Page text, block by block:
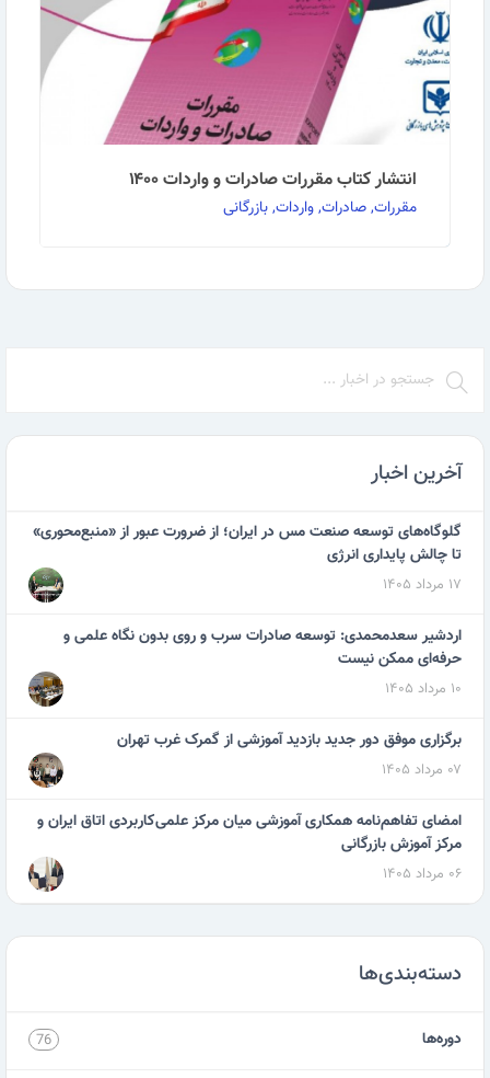
انتشار کتاب مقررات صادرات و واردات ۱۴۰۰
مقررات, صادرات, واردات, بازرگانی
کتاب مقررات صادرات و واردات سال ۱۴۰۰ منتشر شد.
آخرین اخبار
گلوگاه‌های توسعه صنعت مس در ایران؛ از ضرورت عبور از «منبع‌محوری»
تا چالش پایداری انرژی
۱۷ مرداد ۱۴۰۵
اردشیر سعدمحمدی: توسعه صادرات سرب و روی بدون نگاه علمی و
حرفه‌ای ممکن نیست
۱۰ مرداد ۱۴۰۵
برگزاری موفق دور جدید بازدید آموزشی از گمرک غرب تهران
۰۷ مرداد ۱۴۰۵
امضای تفاهم‌نامه همکاری آموزشی میان مرکز علمی‌کاربردی اتاق ایران و
مرکز آموزش بازرگانی
۰۶ مرداد ۱۴۰۵
دسته‌بندی‌ها
دوره‌ها 76